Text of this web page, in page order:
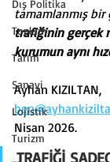
Dış Politika
Toplum
Tarım
Sanayi
Lojistik
Turizm
tamamlanmış
trafiğinin gerçek
kurumun aynı
Ayhan KIZILTAN,
Nisan 2026.
TRAFİĞİ